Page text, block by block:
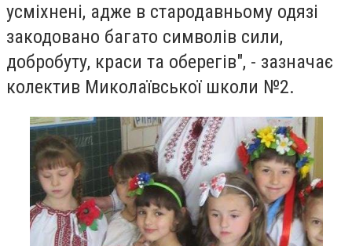
усміхнені, адже в стародавньому одязі
закодовано багато символів сили,
добробуту, краси та оберегів", - зазначає
колектив Миколаївської школи №2.